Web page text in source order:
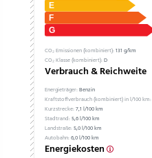
CO₂ Emissionen (kombiniert):131 g/km
CO₂ Klasse (kombiniert):D
Verbrauch & Reichweite
Energieträger:Benzin
Kraftstoffverbrauch (kombiniert) in l/100 km:
Kurzstrecke:7,1 l/100 km
Stadtrand:5,6 l/100 km
Landstraße:5,0 l/100 km
Autobahn:6,0 l/100 km
Energiekosten